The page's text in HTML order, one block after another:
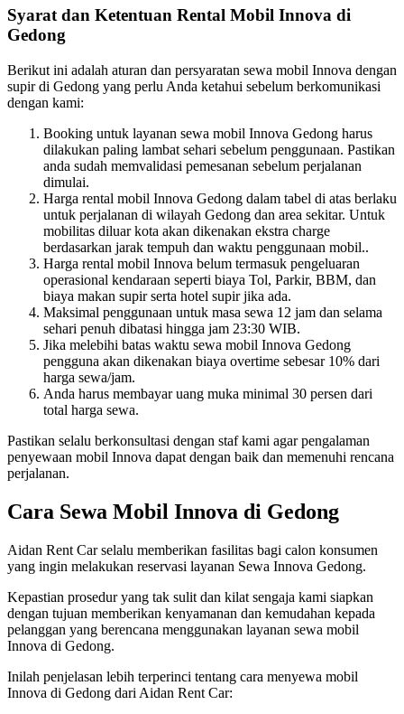
Syarat dan Ketentuan Rental Mobil Innova di
Gedong
Berikut ini adalah aturan dan persyaratan sewa mobil Innova dengan
supir di Gedong yang perlu Anda ketahui sebelum berkomunikasi
dengan kami:
Booking untuk layanan sewa mobil Innova Gedong harus
dilakukan paling lambat sehari sebelum penggunaan. Pastikan
anda sudah memvalidasi pemesanan sebelum perjalanan
dimulai.
Harga rental mobil Innova Gedong dalam tabel di atas berlaku
untuk perjalanan di wilayah Gedong dan area sekitar. Untuk
mobilitas diluar kota akan dikenakan ekstra charge
berdasarkan jarak tempuh dan waktu penggunaan mobil..
Harga rental mobil Innova belum termasuk pengeluaran
operasional kendaraan seperti biaya Tol, Parkir, BBM, dan
biaya makan supir serta hotel supir jika ada.
Maksimal penggunaan untuk masa sewa 12 jam dan selama
sehari penuh dibatasi hingga jam 23:30 WIB.
Jika melebihi batas waktu sewa mobil Innova Gedong
pengguna akan dikenakan biaya overtime sebesar 10% dari
harga sewa/jam.
Anda harus membayar uang muka minimal 30 persen dari
total harga sewa.
Pastikan selalu berkonsultasi dengan staf kami agar pengalaman
penyewaan mobil Innova dapat dengan baik dan memenuhi rencana
perjalanan.
Cara Sewa Mobil Innova di Gedong
Aidan Rent Car selalu memberikan fasilitas bagi calon konsumen
yang ingin melakukan reservasi layanan Sewa Innova Gedong.
Kepastian prosedur yang tak sulit dan kilat sengaja kami siapkan
dengan tujuan memberikan kenyamanan dan kemudahan kepada
pelanggan yang berencana menggunakan layanan sewa mobil
Innova di Gedong.
Inilah penjelasan lebih terperinci tentang cara menyewa mobil
Innova di Gedong dari Aidan Rent Car: